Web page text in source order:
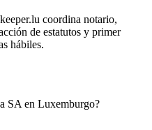
coordina notario,
de estatutos y primer
hábiles.
SA en Luxemburgo?